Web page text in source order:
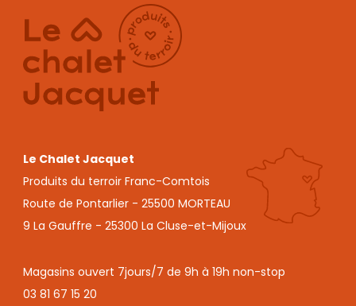
Le Chalet Jacquet
Produits du terroir Franc-Comtois
Route de Pontarlier - 25500 MORTEAU
9 La Gauffre - 25300 La Cluse-et-Mijoux
Magasins ouvert 7jours/7 de 9h à 19h non-stop
03 81 67 15 20